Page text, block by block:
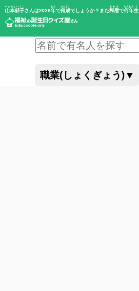
山本郁子
やまもといくこ
さんは2026年
ねん
で何歳
なんさい
でしょうか？また和暦
われき
で何年
なんねん
生
う
職業(しょくぎょう) ▼